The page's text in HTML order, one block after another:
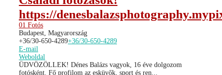
https://
01 Fotós
Budapest, Magyarország
+36/30-650-4289+36/30-650-4289
E-mail
Weboldal
ÜDVÖZÖLLEK! Dénes Balázs vagyok, 16 éve dolgozom
fotósként. Fő profilom az esküvők, sport és ren...